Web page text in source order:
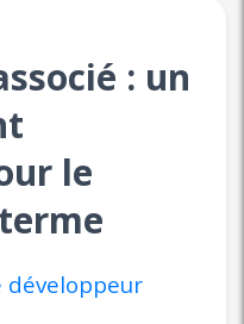
: un
le
développeur